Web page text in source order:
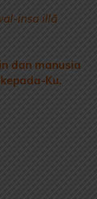
insa illā
dan manusia
Ku.